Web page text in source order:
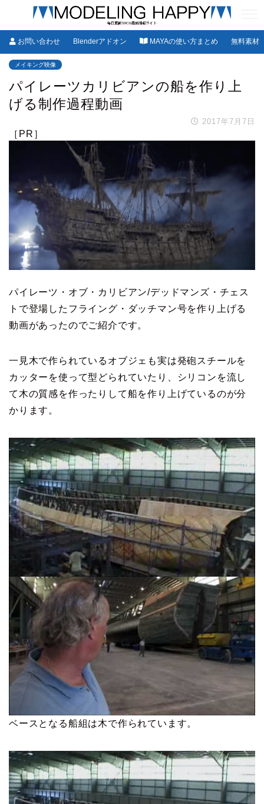
お問い合わせ Blenderアドオン MAYAの使い方まとめ 無料素材
メイキング映像
パイレーツカリビアンの船を作り上
げる制作過程動画
2017年7月7日
［PR］
パイレーツ・オブ・カリビアン/デッドマンズ・チェス
トで登場したフライング・ダッチマン号を作り上げる
動画があったのでご紹介です。
一見木で作られているオブジェも実は発砲スチールを
カッターを使って型どられていたり、シリコンを流し
て木の質感を作ったりして船を作り上げているのが分
かります。
ベースとなる船組は木で作られています。